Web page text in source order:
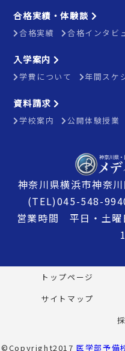
合格実績・体験談
合格実績 合格インタビ
入学案内
学費について 年間スケ
資料請求
学校案内 公開体験授業
神奈川県横浜市神奈
(TEL)045-548-
営業時間 平日・土
トップページ
サイトマップ
©Copyright2017医学部予備